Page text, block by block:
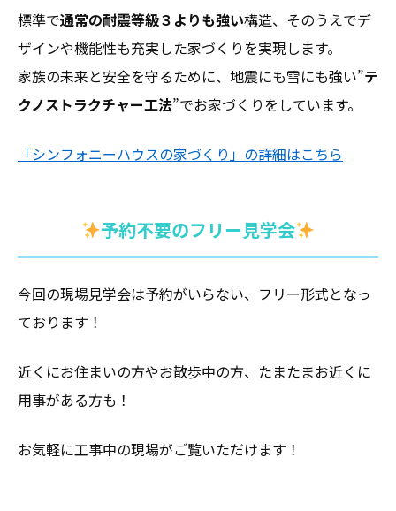
標準で通常の耐震等級３よりも強い構造、そのうえでデ
ザインや機能性も充実した家づくりを実現します。
家族の未来と安全を守るために、地震にも雪にも強い”テ
クノストラクチャー工法”でお家づくりをしています。
「シンフォニーハウスの家づくり」の詳細はこちら
予約不要のフリー見学会
今回の現場見学会は予約がいらない、フリー形式となっ
ております！
近くにお住まいの方やお散歩中の方、たまたまお近くに
用事がある方も！
お気軽に工事中の現場がご覧いただけます！